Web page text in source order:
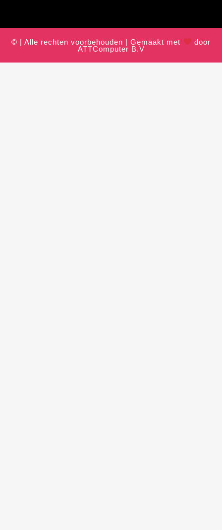
© | Alle rechten voorbehouden | Gemaakt met
door
ATTComputer B.V